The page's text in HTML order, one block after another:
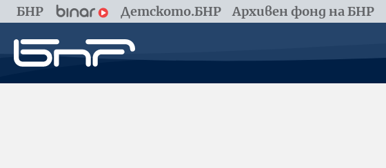
БНР Детското.БНР Архивен фонд на БНР